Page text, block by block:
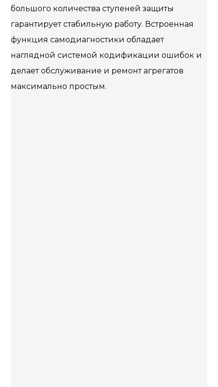
большого количества ступеней защиты
гарантирует стабильную работу. Встроенная
функция самодиагностики обладает
наглядной системой кодификации ошибок и
делает обслуживание и ремонт агрегатов
максимально простым.